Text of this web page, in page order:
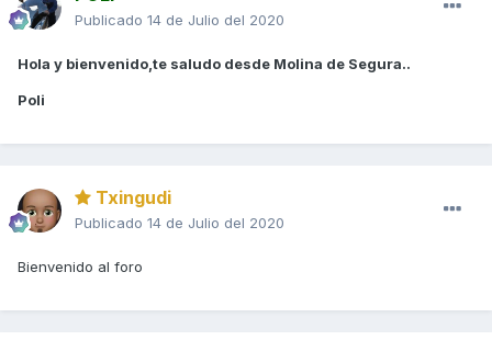
Publicado 14 de Julio del 2020
Hola y bienvenido,te saludo desde Molina de Segura..
Poli
Txingudi
Publicado 14 de Julio del 2020
Bienvenido al foro